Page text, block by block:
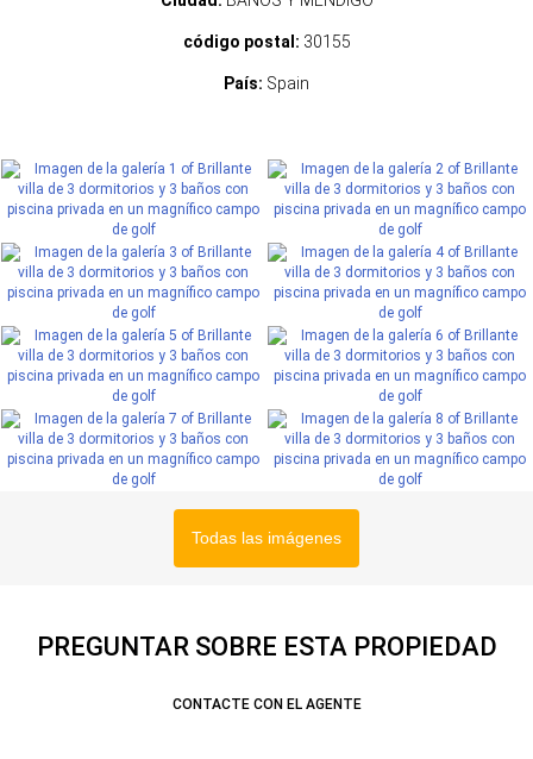
código postal: 30155
País: Spain
Todas las imágenes
PREGUNTAR SOBRE ESTA PROPIEDAD
CONTACTE CON EL AGENTE